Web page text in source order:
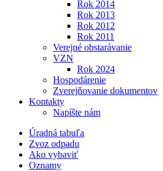
Rok 2014
Rok 2013
Rok 2012
Rok 2011
Verejné obstarávanie
VZN
Rok 2024
Hospodárenie
Zverejňovanie dokumentov
Kontakty
Napíšte nám
Úradná tabuľa
Zvoz odpadu
Ako vybaviť
Oznamy